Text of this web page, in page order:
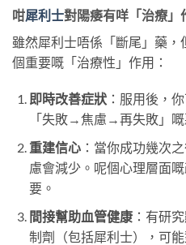
咁犀利士對陽痿有咩「治療」
雖然犀利士唔係「斷尾」藥
個重要嘅「治療性」作用：
即時改善症狀：服用後，
「失敗→焦慮→再失敗」嘅
重建信心：當你成功幾次
慮會減少。呢個心理層面
要。
間接幫助血管健康：有研
制劑（包括犀利士），可